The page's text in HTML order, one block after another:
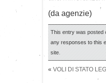
(da agenzie)
This entry was posted
any responses to this
site.
« VOLI DI STATO